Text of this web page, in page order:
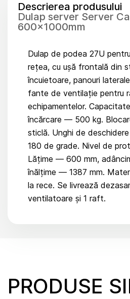
Descrierea produsului
Dulap server Server
600x1000mm
Dulap de podea 27U
rețea, cu ușă frontală din
încuietoare, panouri
fante de ventilație pentru
echipamentelor.
încărcare — 500 kg.
sticlă. Unghi de
180 de grade. Nivel de
Lățime — 600 mm,
înălțime — 1387 mm.
la rece. Se livrează
ventilatoare și 1 raft.
PRODUSE